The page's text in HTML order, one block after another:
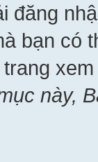
đăng
bạn có
này,